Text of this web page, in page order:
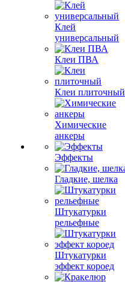
Клей
универсальный
Клеи ПВА
Клеи плиточный
Химические
анкеры
Эффекты
Гладкие, шелка
Штукатурки
рельефные
Штукатурки
эффект короед